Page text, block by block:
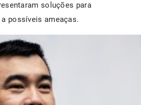
soluções para
possíveis ameaças.